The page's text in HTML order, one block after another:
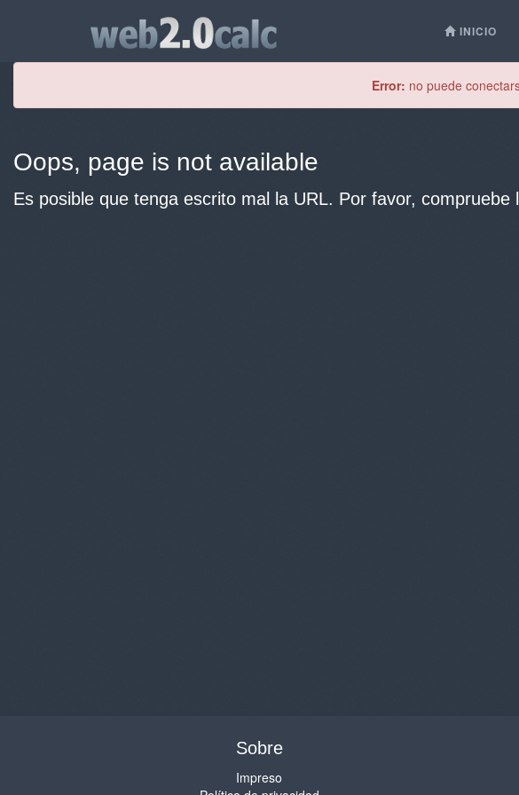
INICIO
Error: no puede
Oops, page is not available
Es posible que tenga escrito mal la URL. Por favor, compruebe
Sobre
Impreso